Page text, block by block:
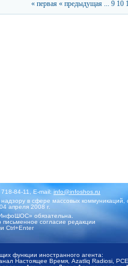
« первая « предыдущая ... 9 10
84-11, E-mail:info@infoshos.ru
в сфере массовых коммуникаций,
апреля 2008 г.
обязательна.
согласие редакции
Ctrl+Enter
функции иностранного агента:
Настоящее Время, Azatliq Radiosi,